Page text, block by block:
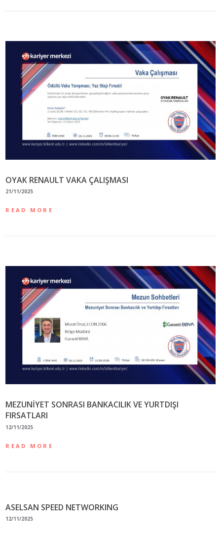
OYAK RENAULT VAKA ÇALIŞMASI
21/11/2025
READ MORE
MEZUNİYET SONRASI BANKACILIK VE YURTDIŞI
FIRSATLARI
12/11/2025
READ MORE
ASELSAN SPEED NETWORKING
12/11/2025